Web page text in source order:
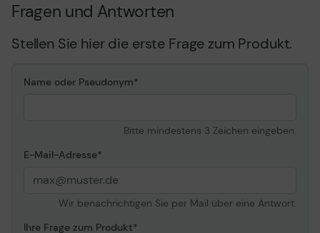
Fragen und Antworten
Stellen Sie hier die erste Frage zum Produkt.
Name oder Pseudonym
Bitte mindestens 3 Zeichen eingeben.
E-Mail-Adresse
Wir benachrichtigen Sie per Mail über eine Antwort.
Ihre Frage zum Produkt